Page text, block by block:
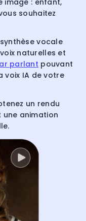
image : enfant,
souhaitez
vocale
naturelles et
parlant pouvant
voix IA de votre
un rendu
animation